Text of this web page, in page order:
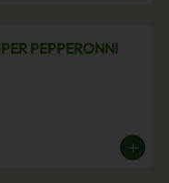
PEPPERONNI